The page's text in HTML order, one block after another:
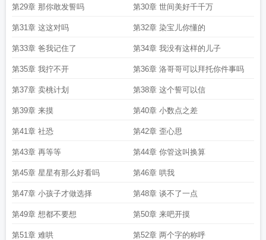
第29章 那你敢发誓吗 第30章 世间美好千千万
第31章 这这对吗 第32章 染宝儿你懂的
第33章 爸我记住了 第34章 我没有这样的儿子
第35章 我拧不开 第36章 洛哥哥可以拜托你件事吗
第37章 卖桃计划 第38章 这个誓可以信
第39章 来摸 第40章 小数点之差
第41章 社恐 第42章 歪心思
第43章 再等等 第44章 你管这叫换算
第45章 星星有那么好看吗 第46章 哄我
第47章 小孩子才做选择 第48章 谈不了一点
第49章 想都不要想 第50章 来吧开摸
第51章 难哄 第52章 两个字的称呼